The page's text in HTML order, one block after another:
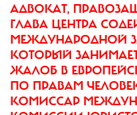
АДВОКАТ,
ГЛАВА ЦЕНТРА
МЕЖДУНАРОДНОЙ
КОТОРЫЙ
ЖАЛОБ В
ПО ПРАВАМ
КОМИССАР